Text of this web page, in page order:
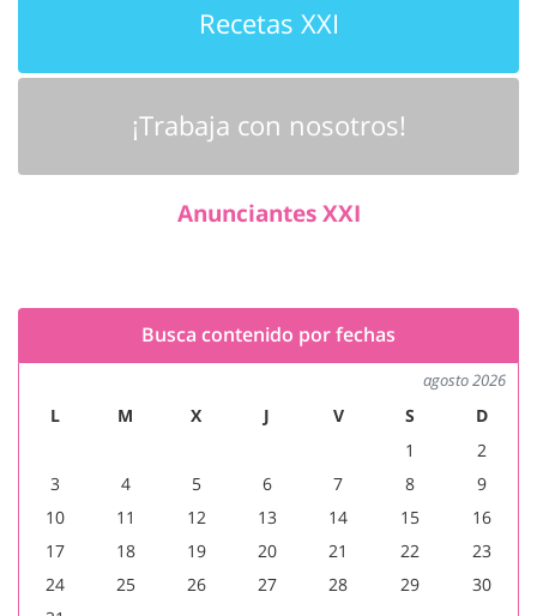
Recetas XXI
¡Trabaja con nosotros!
Anunciantes XXI
Busca contenido por fechas
agosto 2026
L M X J V S
D
1
2
3
4 5 6 7 8
9
10
11 12 13 14 15
16
17
18 19 20 21 22
23
24
25 26 27 28 29
30